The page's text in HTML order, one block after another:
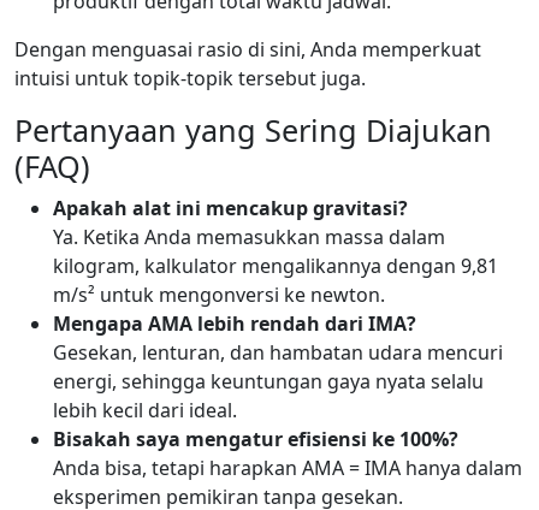
Dengan menguasai rasio di sini, Anda memperkuat
intuisi untuk topik-topik tersebut juga.
Pertanyaan yang Sering Diajukan
(FAQ)
Apakah alat ini mencakup gravitasi?
Ya. Ketika Anda memasukkan massa dalam
kilogram, kalkulator mengalikannya dengan 9,81
m/s² untuk mengonversi ke newton.
Mengapa AMA lebih rendah dari IMA?
Gesekan, lenturan, dan hambatan udara mencuri
energi, sehingga keuntungan gaya nyata selalu
lebih kecil dari ideal.
Bisakah saya mengatur efisiensi ke 100%?
Anda bisa, tetapi harapkan AMA = IMA hanya dalam
eksperimen pemikiran tanpa gesekan.